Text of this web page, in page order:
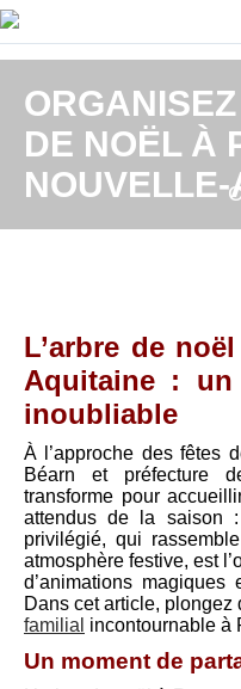
DE NOËL À
L’arbre de
Aquitaine : un
inoubliable
À l’approche des fêtes
Béarn et préfecture
transforme pour
attendus de la saison :
privilégié, qui
atmosphère festive, est
d’animations
Dans cet article, plongez
familial incontournable à
Un moment de